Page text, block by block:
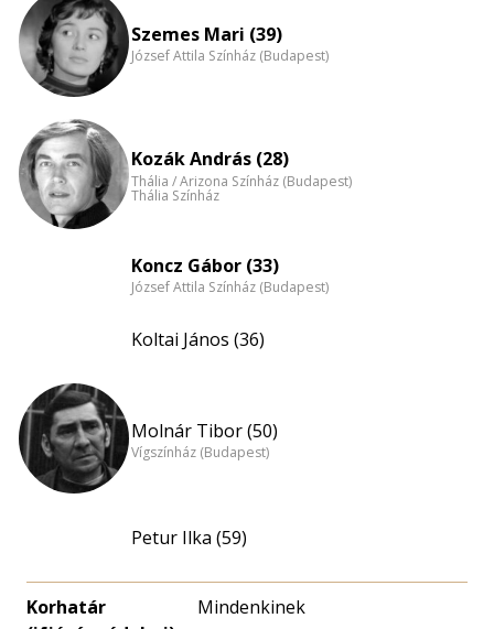
nagyítása
Szemes Mari (39)
József Attila Színház (Budapest)
Kozák András (28)
Thália / Arizona Színház (Budapest)
Thália Színház
Koncz Gábor (33)
József Attila Színház (Budapest)
Koltai János (36)
Molnár Tibor (50)
Vígszínház (Budapest)
Petur Ilka (59)
Korhatár
Mindenkinek